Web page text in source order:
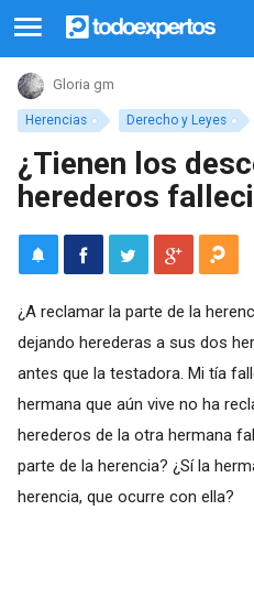
Herencias Derecho y Leyes
Gloria gm
¿Tienen los
herederos
¿A reclamar la parte de la
dejando herederas a sus dos
antes que la testadora. Mi tía
hermana que aún vive no ha
herederos de la otra hermana
parte de la herencia? ¿Sí la
herencia, que ocurre con ella?